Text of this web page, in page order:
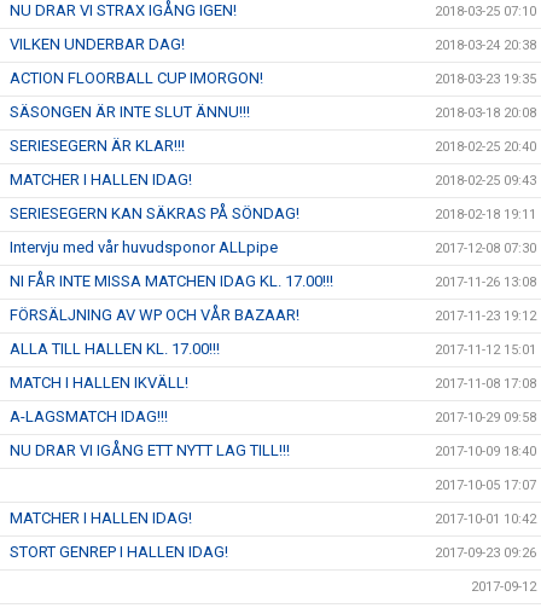
NU DRAR VI STRAX IGÅNG IGEN! 2018-03-25 07:10
VILKEN UNDERBAR DAG! 2018-03-24 20:38
ACTION FLOORBALL CUP IMORGON! 2018-03-23 19:35
SÄSONGEN ÄR INTE SLUT ÄNNU!!! 2018-03-18 20:08
SERIESEGERN ÄR KLAR!!! 2018-02-25 20:40
MATCHER I HALLEN IDAG! 2018-02-25 09:43
SERIESEGERN KAN SÄKRAS PÅ SÖNDAG! 2018-02-18 19:11
Intervju med vår huvudsponor ALLpipe 2017-12-08 07:30
NI FÅR INTE MISSA MATCHEN IDAG KL. 17.00!!! 2017-11-26 13:08
FÖRSÄLJNING AV WP OCH VÅR BAZAAR! 2017-11-23 19:12
ALLA TILL HALLEN KL. 17.00!!! 2017-11-12 15:01
MATCH I HALLEN IKVÄLL! 2017-11-08 17:08
A-LAGSMATCH IDAG!!! 2017-10-29 09:58
NU DRAR VI IGÅNG ETT NYTT LAG TILL!!! 2017-10-09 18:40
2017-10-05 17:07
MATCHER I HALLEN IDAG! 2017-10-01 10:42
STORT GENREP I HALLEN IDAG! 2017-09-23 09:26
2017-09-12